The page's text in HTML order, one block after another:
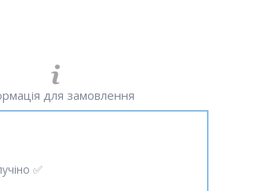
для замовлення
✅